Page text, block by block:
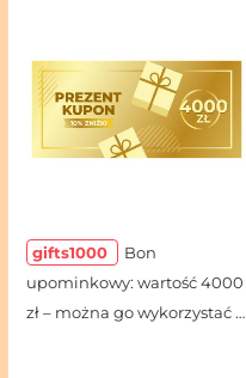
gifts1000
Bon
upominkowy: wartość 4000
zł – można go wykorzystać z